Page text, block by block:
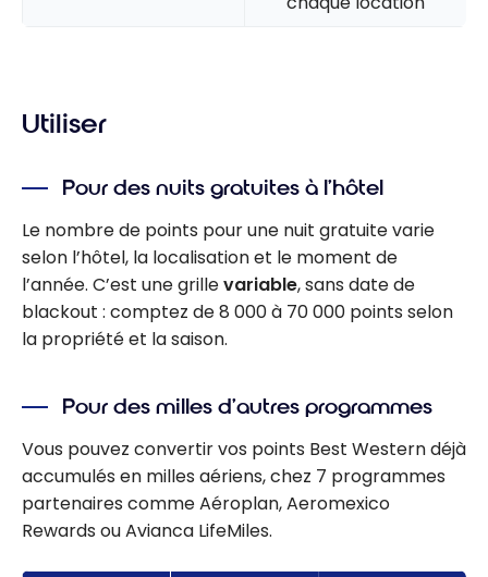
Utiliser
Pour des nuits gratuites à l’hôtel
Le nombre de points pour une nuit gratuite varie
selon l’hôtel, la localisation et le moment de
l’année. C’est une grillevariable, sans date de
blackout : comptez de 8 000 à 70 000 points selon
la propriété et la saison.
Pour des milles d’autres programmes
Vous pouvez convertir vos points Best Western déjà
accumulés en milles aériens, chez 7 programmes
partenaires comme Aéroplan, Aeromexico
Rewards ou Avianca LifeMiles.